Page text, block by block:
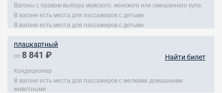
Вагоны с правом выбора мужского, женского или смешанного купе.
В вагоне есть места для пассажиров с детьми
В вагоне есть места для пассажиров с детьми
плацкартный
от 8 841 ₽ Найти билет
Кондиционер
В вагоне есть места для пассажиров с мелкими домашними
животными